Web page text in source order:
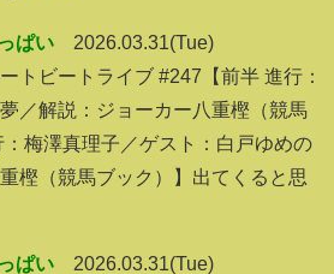
ぱい
2026.03.31(Tue)
トビートライブ #247【前半 進行：
／解説：ジョーカー八重樫（競馬
梅澤真理子／ゲスト：白戸ゆめの
樫（競馬ブック）】出てくると思
ぱい
2026.03.31(Tue)